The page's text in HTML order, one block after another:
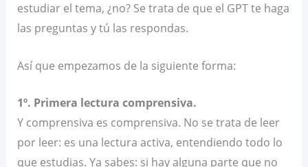
estudiar el tema, ¿no? Se trata de que el GPT te haga
las preguntas y tú las respondas.
Así que empezamos de la siguiente forma:
1º. Primera lectura comprensiva.
Y comprensiva es comprensiva. No se trata de leer
por leer: es una lectura activa, entendiendo todo lo
que estudias. Ya sabes: si hay alguna parte que no